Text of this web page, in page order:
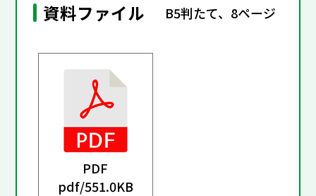
資料ファイル B5判たて、8ページ
PDF
pdf/551.0KB